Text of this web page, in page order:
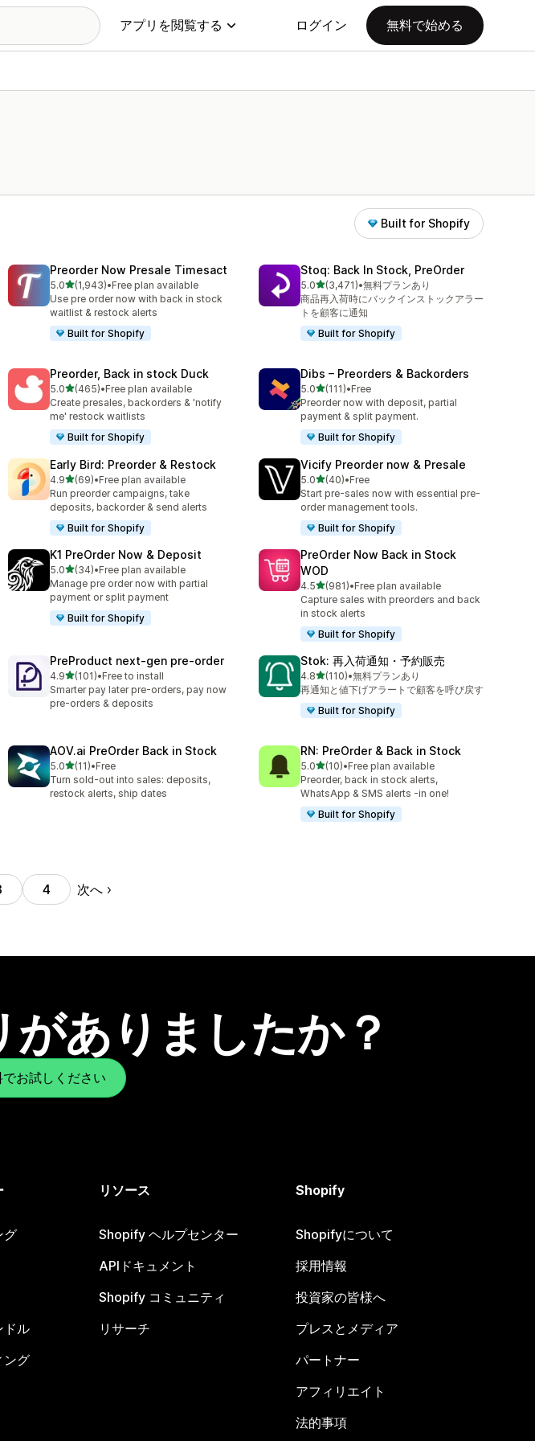
アプリを閲覧する ログイン 無料で始める
Built for Shopify
Preorder Now Presale Timesact
5.05つ星中
(1,943)
合計レビュー数：1943件
•Free plan available
Use pre order now with back in stock
waitlist & restock alerts
Built for Shopify
Stoq: Back In Stock, PreOrder
5.05つ星中
(3,471)
合計レビュー数：3471件
•無料プランあり
商品再入荷時にバックインストックアラー
トを顧客に通知
Built for Shopify
Preorder, Back in stock Duck
5.05つ星中
(465)
合計レビュー数：465件
•Free plan available
Create presales, backorders & 'notify
me' restock waitlists
Built for Shopify
Dibs – Preorders & Backorders
5.05つ星中
(111)
合計レビュー数：111件
•Free
Preorder now with deposit, partial
payment & split payment.
Built for Shopify
Early Bird: Preorder & Restock
4.95つ星中
(69)
合計レビュー数：69件
•Free plan available
Run preorder campaigns, take
deposits, backorder & send alerts
Built for Shopify
Vicify Preorder now & Presale
5.05つ星中
(40)
合計レビュー数：40件
•Free
Start pre-sales now with essential pre-
order management tools.
Built for Shopify
K1 PreOrder Now & Deposit
5.05つ星中
(34)
合計レビュー数：34件
•Free plan available
Manage pre order now with partial
payment or split payment
Built for Shopify
PreOrder Now Back in Stock
WOD
4.55つ星中
(981)
合計レビュー数：981件
•Free plan available
Capture sales with preorders and back
in stock alerts
Built for Shopify
PreProduct next‑gen pre‑order
4.95つ星中
(101)
合計レビュー数：101件
•Free to install
Smarter pay later pre-orders, pay now
pre-orders & deposits
Stok: 再入荷通知・予約販売
4.85つ星中
(110)
合計レビュー数：110件
•無料プランあり
再通知と値下げアラートで顧客を呼び戻す
Built for Shopify
AOV.ai PreOrder Back in Stock
5.05つ星中
(11)
合計レビュー数：11件
•Free
Turn sold-out into sales: deposits,
restock alerts, ship dates
RN: PreOrder & Back in Stock
5.05つ星中
(10)
合計レビュー数：10件
•Free plan available
Preorder, back in stock alerts,
WhatsApp & SMS alerts -in one!
Built for Shopify
4 次へ
ありましたか？
お試しください
グ
ドル
ング
リソース
Shopify ヘルプセンター
APIドキュメント
Shopify コミュニティ
リサーチ
Shopify
Shopifyについて
採用情報
投資家の皆様へ
プレスとメディア
パートナー
アフィリエイト
法的事項